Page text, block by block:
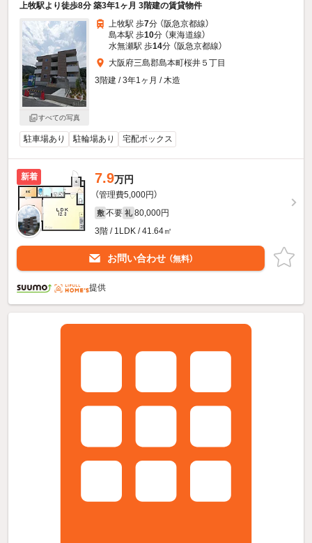
上牧駅より徒歩8分 築3年1ヶ月 3階建の賃貸物件
すべての写真
上牧駅 歩7分 （阪急京都線）
島本駅 歩10分 （東海道線）
水無瀬駅 歩14分 （阪急京都線）
大阪府三島郡島本町桜井５丁目
3階建 / 3年1ヶ月 / 木造
駐車場あり 駐輪場あり 宅配ボックス
新着 7.9万円
（管理費5,000円）
敷 不要 礼 80,000円
3階 / 1LDK / 41.64㎡
お問い合わせ （無料）
提供